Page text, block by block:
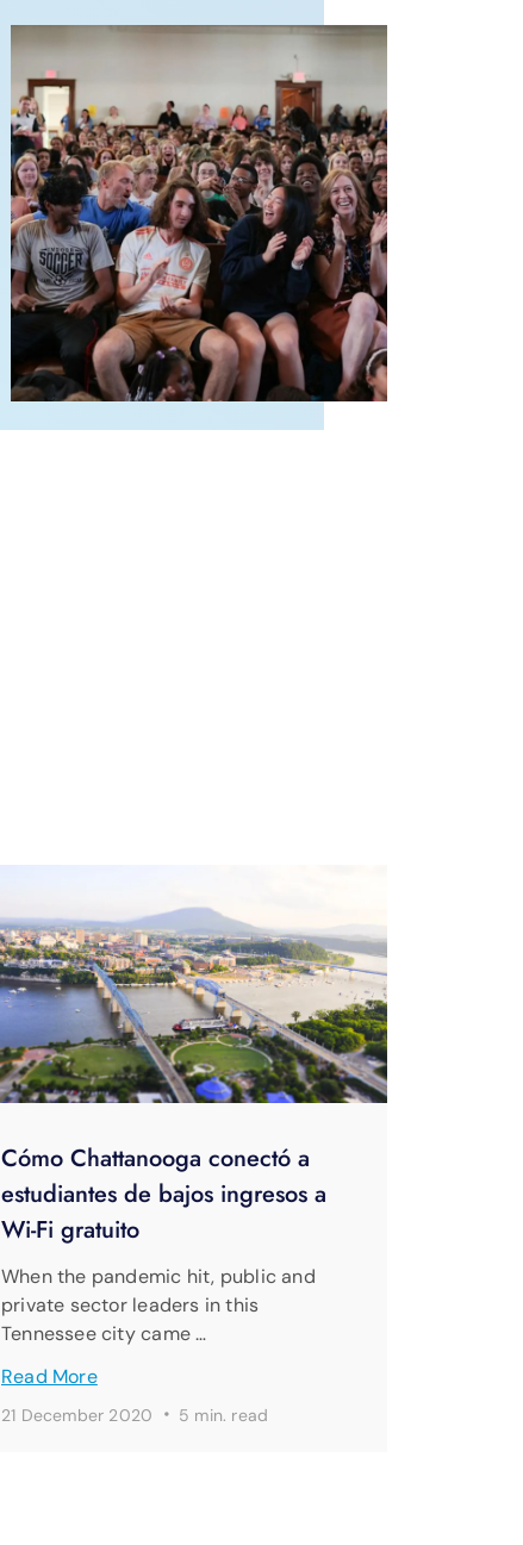
Cómo Chattanooga conectó a
estudiantes de bajos ingresos a
Wi-Fi gratuito
When the pandemic hit, public and
private sector leaders in this
Tennessee city came …
Read More
21 December 2020 · 5 min. read